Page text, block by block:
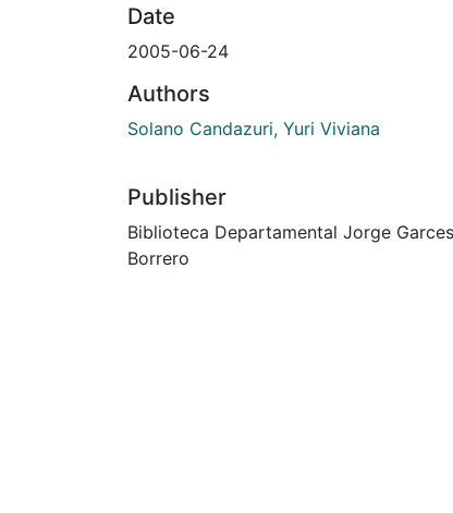
Date
2005-06-24
Authors
Solano Candazuri, Yuri Viviana
Publisher
Biblioteca Departamental Jorge Garces
Borrero